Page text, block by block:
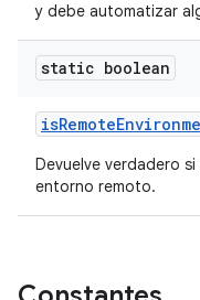
y debe automatizar
static boolean
isRemote
Devuelve verdadero
entorno remoto.